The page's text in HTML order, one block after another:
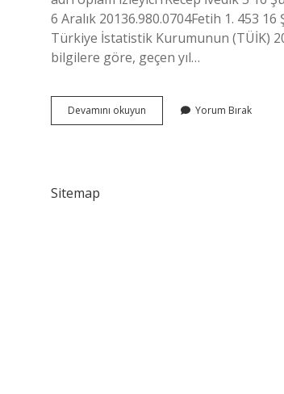
6 Aralık 20136.980.0704Fetih 1. 453
Türkiye İstatistik Kurumunun (TÜİK)
bilgilere göre, geçen yıl…
Devamını okuyun Türkiyede
Sinema
Yorum Bırak
Sitemap